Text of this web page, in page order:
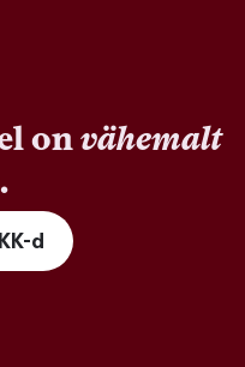
onvähemalt
d